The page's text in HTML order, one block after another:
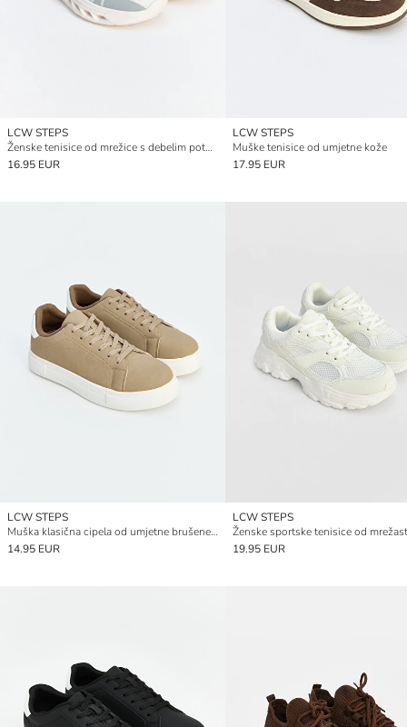
LCW STEPS
Ženske tenisice od mrežice s debelim potplatom s tiskom
16.95 EUR
LCW STEPS
Muške tenisice od umjetne kože
17.95 EUR
LCW STEPS
Muška klasična cipela od umjetne brušene kože
14.95 EUR
LCW STEPS
19.95 EUR